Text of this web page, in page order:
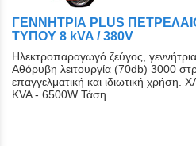
ΓΕΝΝΗΤΡΙΑ PLUS
ΤYΠΟY 8 kVA / 380V
Ηλεκτροπαραγωγό ζεύγος,
Αθόρυβη λειτουργία (70db) 3000
επαγγελματική και ιδιωτική
KVA - 6500W Τάση...